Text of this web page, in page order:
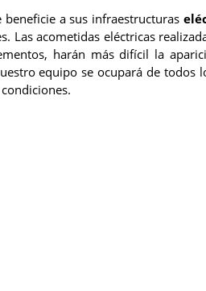
a sus infraestructuras
Las acometidas eléctricas
harán más difícil la
equipo se ocupará de todos